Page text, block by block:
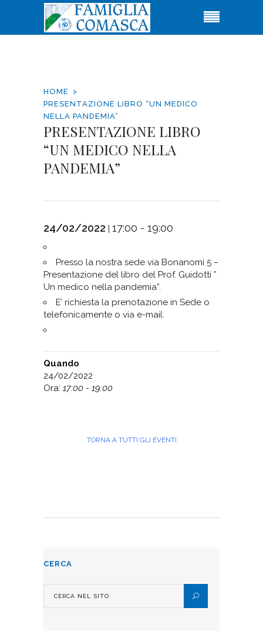
HOME
PRESENTAZIONE LIBRO “UN MEDICO
NELLA PANDEMIA”
PRESENTAZIONE LIBRO
“UN MEDICO NELLA
PANDEMIA”
24/02/2022 | 17:00 - 19:00
Presso la nostra sede via Bonanomi 5 –
Presentazione del libro del Prof. Guidotti ”
Un medico nella pandemia”.
E’ richiesta la prenotazione in Sede o
telefonicamente o via e-mail.
Quando
24/02/2022
Ora: 17:00 - 19:00
TORNA A TUTTI GLI EVENTI
CERCA